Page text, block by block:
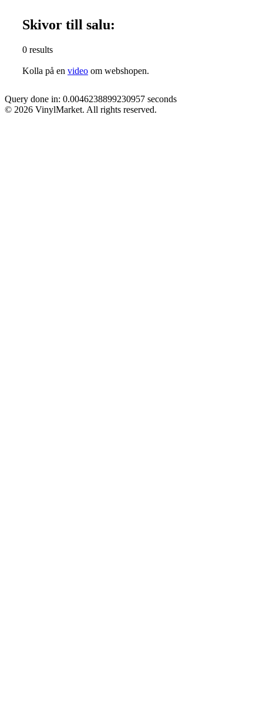
Skivor till salu:
0 results
Kolla på en video om webshopen.
Query done in: 0.0046238899230957 seconds
© 2026 VinylMarket. All rights reserved.